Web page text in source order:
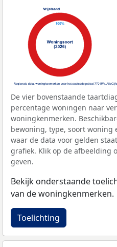
De vier bovenstaande
percentage woningen naar
woningkenmerken.
bewoning, type, soort woning
waar de data voor gelden
grafiek. Klik op de afbeelding
geven.
Bekijk onderstaande
van de woningkenmerken.
Toelichting